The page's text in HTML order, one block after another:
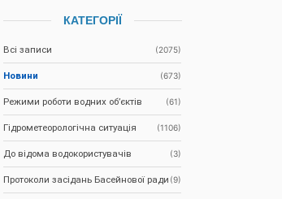
КАТЕГОРІЇ
Всі записи (2075)
Новини (673)
Режими роботи водних об’єктів (61)
Гідрометеорологічна ситуація (1106)
До відома водокористувачів (3)
Протоколи засідань Басейнової ради (9)